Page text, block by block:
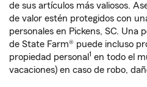
de sus artículos más valiosos.
de valor estén protegidos con
personales en Pickens, SC. Una
de State Farm® puede incluso
propiedad personal 1 en todo el
vacaciones) en caso de robo,